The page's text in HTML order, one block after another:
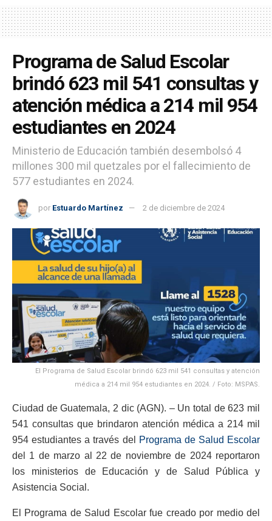
Programa de Salud Escolar
brindó 623 mil 541 consultas y
atención médica a 214 mil 954
estudiantes en 2024
Ministerio de Educación también desembolsó 4
millones 300 mil quetzales por el fallecimiento de
577 estudiantes en 2024.
por Estuardo Martínez 2 de diciembre de 2024
El Programa de Salud Escolar brindó 623 mil 541 consultas y atención
médica a 214 mil 954 estudiantes en 2024. / Foto: MSPAS.
Ciudad de Guatemala, 2 dic (AGN). – Un total de 623 mil
541 consultas que brindaron atención médica a 214 mil
954 estudiantes a través del
Programa de Salud Escolar
del 1 de marzo al 22 de noviembre de 2024 reportaron
los ministerios de Educación y de Salud Pública y
Asistencia Social.
El Programa de Salud Escolar fue creado por medio del